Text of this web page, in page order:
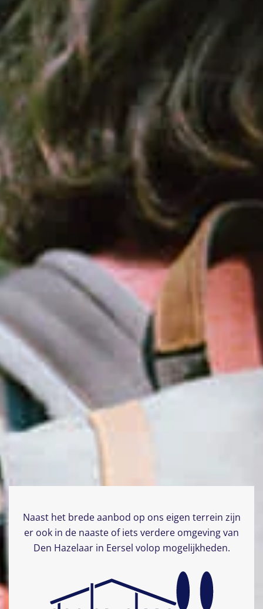
Naast het brede aanbod op ons eigen terrein zijn
er ook in de naaste of iets verdere omgeving van
Den Hazelaar in Eersel volop mogelijkheden.